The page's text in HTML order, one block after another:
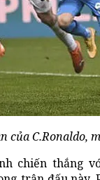
của C.Ronaldo,
chiến thắng